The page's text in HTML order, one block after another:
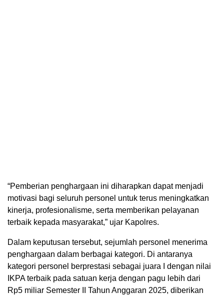
“Pemberian penghargaan ini diharapkan dapat menjadi
motivasi bagi seluruh personel untuk terus meningkatkan
kinerja, profesionalisme, serta memberikan pelayanan
terbaik kepada masyarakat,” ujar Kapolres.
Dalam keputusan tersebut, sejumlah personel menerima
penghargaan dalam berbagai kategori. Di antaranya
kategori personel berprestasi sebagai juara I dengan nilai
IKPA terbaik pada satuan kerja dengan pagu lebih dari
Rp5 miliar Semester II Tahun Anggaran 2025, diberikan